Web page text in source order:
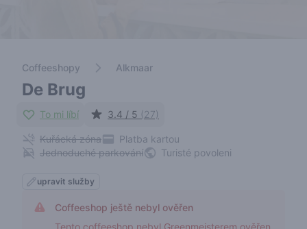
Coffeeshopy Alkmaar
De Brug
To mi líbí 3.4 / 5 (27)
Kuřácká zóna
Platba kartou
Jednoduché parkování
Turisté povoleni
upravit služby
Coffeeshop ještě nebyl ověřen
Tento coffeeshop nebyl Greenmeisterem ověřen